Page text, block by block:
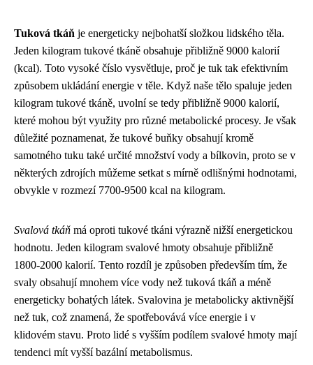
Tuková tkáň je energeticky nejbohatší složkou lidského těla.
Jeden kilogram tukové tkáně obsahuje přibližně 9000 kalorií
(kcal). Toto vysoké číslo vysvětluje, proč je tuk tak efektivním
způsobem ukládání energie v těle. Když naše tělo spaluje jeden
kilogram tukové tkáně, uvolní se tedy přibližně 9000 kalorií,
které mohou být využity pro různé metabolické procesy. Je však
důležité poznamenat, že tukové buňky obsahují kromě
samotného tuku také určité množství vody a bílkovin, proto se v
některých zdrojích můžeme setkat s mírně odlišnými hodnotami,
obvykle v rozmezí 7700-9500 kcal na kilogram.
Svalová tkáň má oproti tukové tkáni výrazně nižší energetickou
hodnotu. Jeden kilogram svalové hmoty obsahuje přibližně
1800-2000 kalorií. Tento rozdíl je způsoben především tím, že
svaly obsahují mnohem více vody než tuková tkáň a méně
energeticky bohatých látek. Svalovina je metabolicky aktivnější
než tuk, což znamená, že spotřebovává více energie i v
klidovém stavu. Proto lidé s vyšším podílem svalové hmoty mají
tendenci mít vyšší bazální metabolismus.